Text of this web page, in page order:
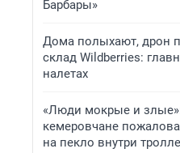
Барбары»
Дома полыхают, дрон
склад Wildberries:
налетах
«Люди мокрые и
кемеровчане
на пекло внутри